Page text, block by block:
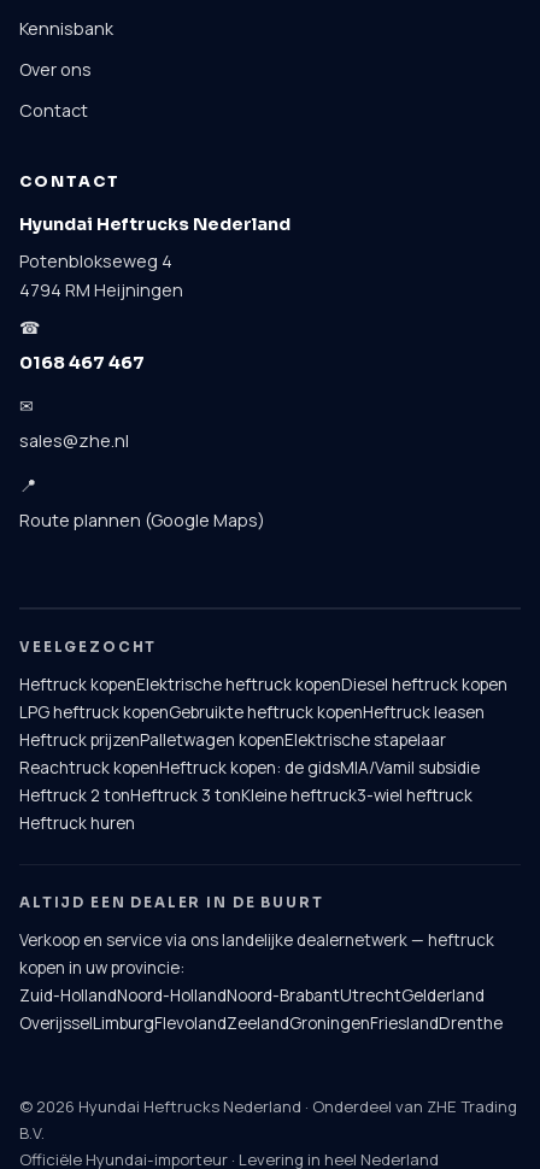
Kennisbank
Over ons
Contact
CONTACT
Hyundai Heftrucks Nederland
Potenblokseweg 4
4794 RM Heijningen
☎
0168 467 467
✉
sales@zhe.nl
📍
Route plannen (Google Maps)
VEELGEZOCHT
Heftruck kopenElektrische heftruck kopenDiesel heftruck kopen
LPG heftruck kopenGebruikte heftruck kopenHeftruck leasen
Heftruck prijzenPalletwagen kopenElektrische stapelaar
Reachtruck kopenHeftruck kopen: de gidsMIA/Vamil subsidie
Heftruck 2 tonHeftruck 3 tonKleine heftruck3-wiel heftruck
Heftruck huren
ALTIJD EEN DEALER IN DE BUURT
Verkoop en service via ons landelijke dealernetwerk — heftruck
kopen in uw provincie:
Zuid-HollandNoord-HollandNoord-BrabantUtrechtGelderland
OverijsselLimburgFlevolandZeelandGroningenFrieslandDrenthe
© 2026 Hyundai Heftrucks Nederland · Onderdeel van ZHE Trading
B.V.
Officiële Hyundai-importeur · Levering in heel Nederland